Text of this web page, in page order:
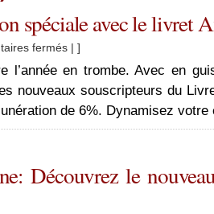
livret
d’épargne
spéciale avec le livret
ferméssur
en
promotion
spéciale
Axa
| ]
l’année en trombe. Avec en
nouveaux souscripteurs du
de 6%. Dynamisez votre
Découvrez le